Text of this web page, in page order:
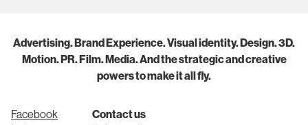
Advertising. Brand Experience. Visual identity. Design. 3D.
Motion. PR. Film. Media. And the strategic and creative
powers to make it all fly.
Contact us
Facebook